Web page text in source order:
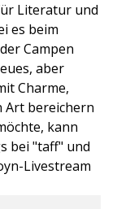
Literatur und
es beim
Campen
aber
Charme,
Art bereichern
kann
bei "taff" und
Livestream